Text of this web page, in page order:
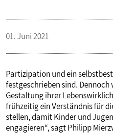
01. Juni 2021
Partizipation und ein
festgeschrieben sind.
Gestaltung ihrer
frühzeitig ein Verständnis für
stellen, damit Kinder und
engagieren“, sagt Philipp